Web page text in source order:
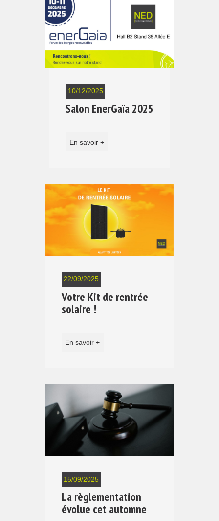
10/12/2025
Salon EnerGaïa 2025
En savoir +
22/09/2025
Votre Kit de rentrée
solaire !
En savoir +
15/09/2025
La règlementation
évolue cet automne